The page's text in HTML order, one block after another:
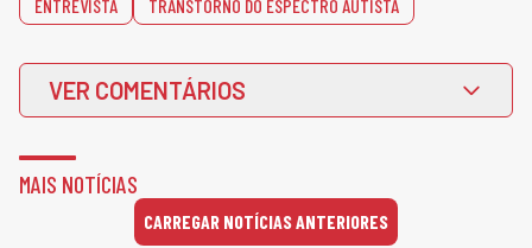
ENTREVISTA
TRANSTORNO DO ESPECTRO AUTISTA
VER COMENTÁRIOS
MAIS NOTÍCIAS
CARREGAR NOTÍCIAS ANTERIORES